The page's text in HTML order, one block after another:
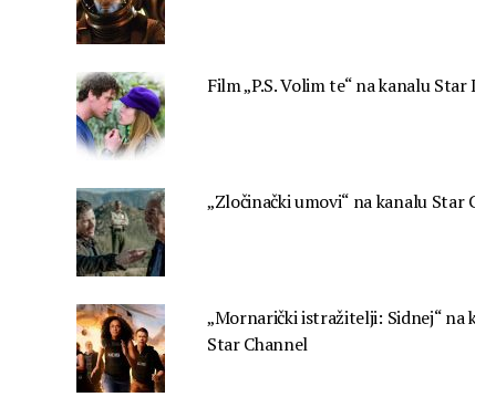
Film „P.S. Volim te“ na kanalu Star
„Zločinački umovi“ na kanalu Star
„Mornarički istražitelji: Sidnej“ na
Star Channel